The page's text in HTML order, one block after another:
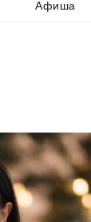
Афиша